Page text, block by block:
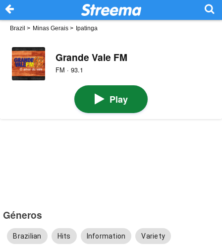
Brazil > Minas Gerais > Ipatinga
Grande Vale FM
FM · 93.1
Play
Géneros
Brazilian Hits Information Variety